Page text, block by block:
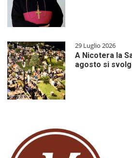
29 Luglio 2026
A Nicotera la
agosto si